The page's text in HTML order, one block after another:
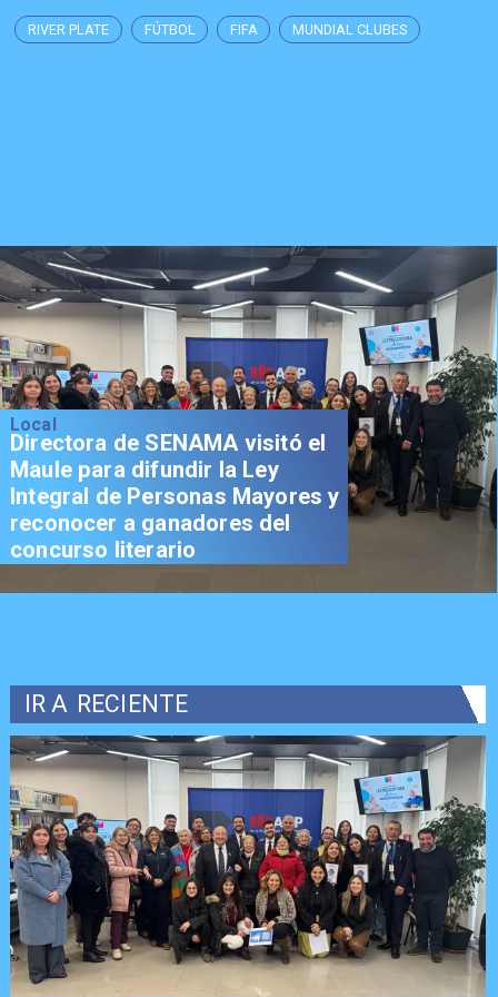
RIVER PLATE FÚTBOL FIFA MUNDIAL CLUBES
Local
Directora de SENAMA visitó el
Maule para difundir la Ley
Integral de Personas Mayores y
reconocer a ganadores del
concurso literario
IR A RECIENTE